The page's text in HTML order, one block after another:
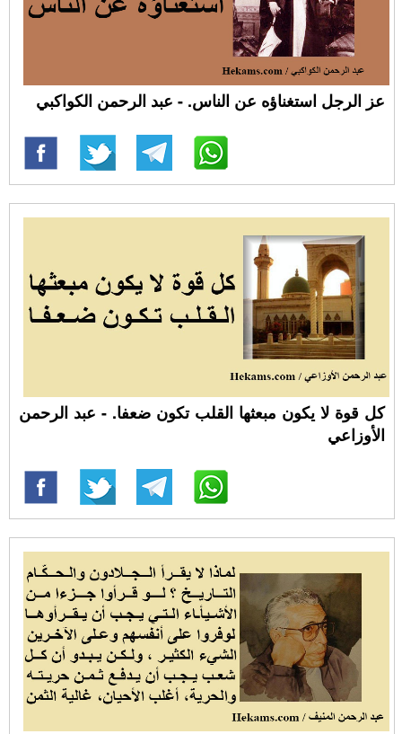
عز الرجل استغناؤه عن الناس. - عبد الرحمن الكواكبي
كل قوة لا يكون مبعثها القلب تكون ضعفا. - عبد الرحمن
الأوزاعي